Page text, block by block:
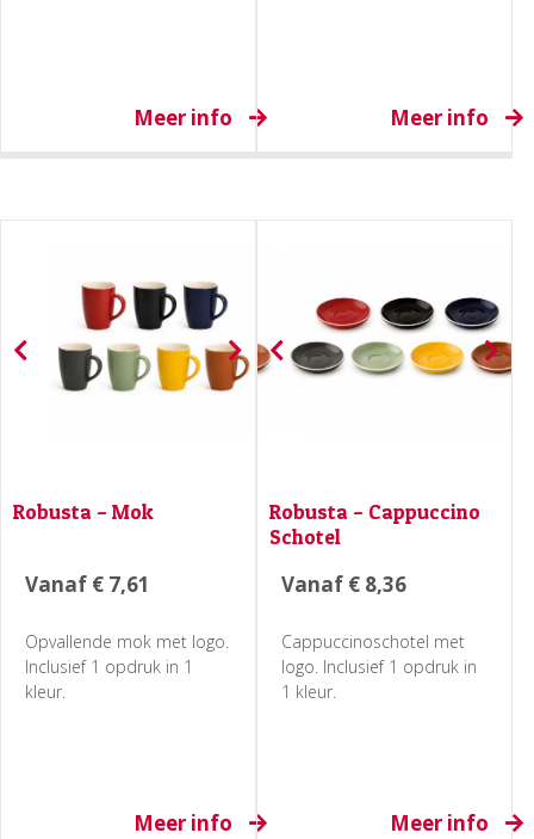
Meer info Meer info
Robusta – Mok
Vanaf € 7,61
Meer info
Opvallende mok met logo.
Inclusief 1 opdruk in 1
kleur.
Robusta – Cappuccino
Schotel
Vanaf € 8,36
Meer info
Cappuccinoschotel met
logo. Inclusief 1 opdruk in
1 kleur.